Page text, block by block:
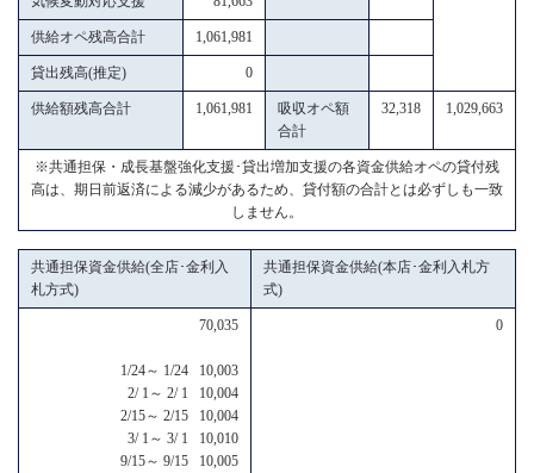
供給オペ残高合計 1,061,981
貸出残高(推定) 0
供給額残高合計 1,061,981
吸収オペ額
合計
32,318 1,029,663
※共通担保・成長基盤強化支援･貸出増加支援の各資金供給オペの貸付残
高は、期日前返済による減少があるため、貸付額の合計とは必ずしも一致
しません。
共通担保資金供給(全店･金利入
札方式)
共通担保資金供給(本店･金利入札方
式)
70,035
1/24～ 1/24 10,003
2/ 1～ 2/ 1 10,004
2/15～ 2/15 10,004
3/ 1～ 3/ 1 10,010
9/15～ 9/15 10,005
0